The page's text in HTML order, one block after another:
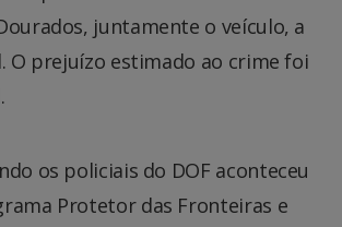
juntamente o veículo, a
O prejuízo estimado ao crime foi
os policiais do DOF aconteceu
Protetor das Fronteiras e